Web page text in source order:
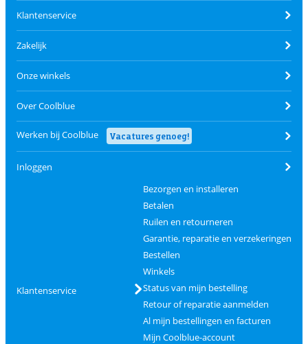
Klantenservice
Zakelijk
Onze winkels
Over Coolblue
Werken bij Coolblue Vacatures genoeg!
Inloggen
Klantenservice
Bezorgen en installeren
Betalen
Ruilen en retourneren
Garantie, reparatie en verzekeringen
Bestellen
Winkels
Status van mijn bestelling
Retour of reparatie aanmelden
Al mijn bestellingen en facturen
Mijn Coolblue-account